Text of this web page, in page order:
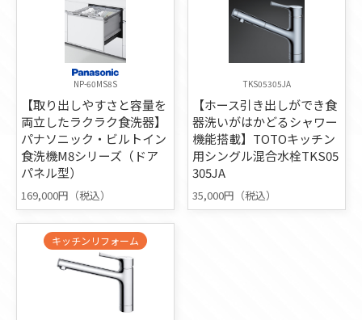
NP-60MS8S
【取り出しやすさと容量を
両立したラクラク食洗器】
パナソニック・ビルトイン
食洗機M8シリーズ（ドア
パネル型）
169,000円（税込）
TKS05305JA
【ホース引き出しができ食
器洗いがはかどるシャワー
機能搭載】TOTOキッチン
用シングル混合水栓TKS05
305JA
35,000円（税込）
キッチンリフォーム